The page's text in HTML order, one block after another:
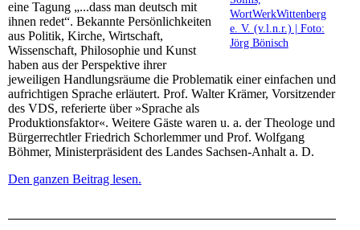
WortWerkWittenberg
e. V. (v.l.n.r.) | Foto:
Jörg Bönisch
eine Tagung „...dass man deutsch mit
ihnen redet“. Bekannte Persönlichkeiten
aus Politik, Kirche, Wirtschaft,
Wissenschaft, Philosophie und Kunst
haben aus der Perspektive ihrer
jeweiligen Handlungsräume die Problematik einer einfachen und
aufrichtigen Sprache erläutert. Prof. Walter Krämer, Vorsitzender
des VDS, referierte über »Sprache als
Produktionsfaktor«. Weitere Gäste waren u. a. der Theologe und
Bürgerrechtler Friedrich Schorlemmer und Prof. Wolfgang
Böhmer, Ministerpräsident des Landes Sachsen-Anhalt a. D.
Den ganzen Beitrag lesen.